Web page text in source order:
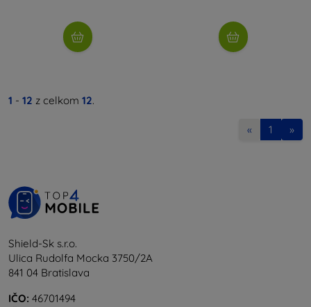
1 - 12 z celkom 12.
« 1 »
Shield-Sk s.r.o.
Ulica Rudolfa Mocka 3750/2A
841 04 Bratislava
IČO: 46701494